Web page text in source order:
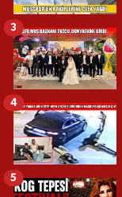
3
4
5